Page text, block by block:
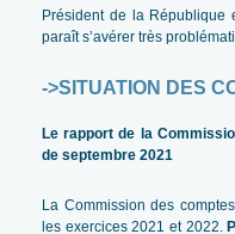
Président de la
paraît s’avérer très
->SITUATION DES
Le rapport de la
de septembre 2021
La Commission des
les exercices 2021 et 2022.